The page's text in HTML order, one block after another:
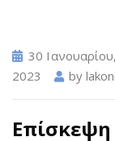
30
2023
by